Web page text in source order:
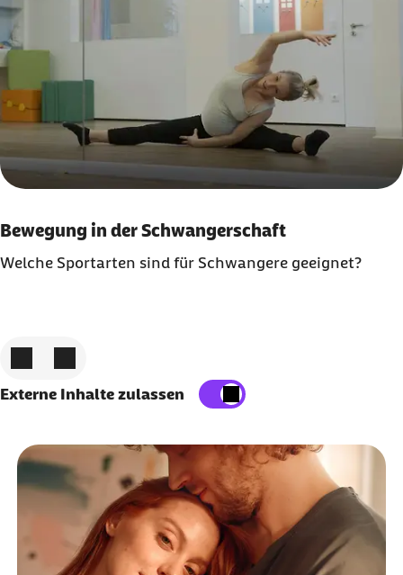
Bewegung in der Schwangerschaft
Welche Sportarten sind für Schwangere geeignet?
Externe Inhalte zulassen